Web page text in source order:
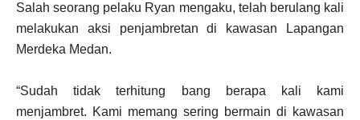
Salah seorang pelaku Ryan mengaku, telah berulang kali
melakukan aksi penjambretan di kawasan Lapangan
Merdeka Medan.
“Sudah tidak terhitung bang berapa kali kami
menjambret. Kami memang sering bermain di kawasan